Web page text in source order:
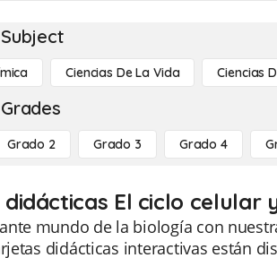
Ciencias De La Vida Ciencias
Grado 2 Grado 3 Grado 4
El ciclo celular
mundo de la biología con
didácticas interactivas están